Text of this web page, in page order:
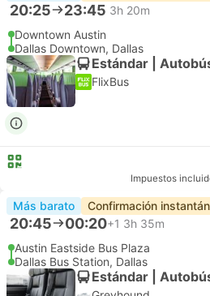
20:25 23:45 3h 20m
Downtown Austin
Dallas Downtown, Dallas
Estándar |
FlixBus
Impuestos
Más barato Confirmación
20:45 00:20+1 3h 35m
Austin Eastside Bus Plaza
Dallas Bus Station, Dallas
Estándar |